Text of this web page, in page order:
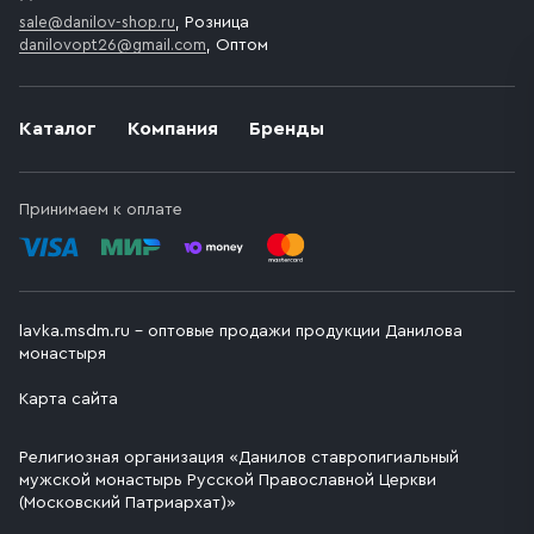
Каталог Компания Бренды
Принимаем к оплате
sale@danilov-shop.ru, Розница
danilovopt26@gmail.com, Оптом
lavka.msdm.ru – оптовые продажи продукции Данилова
монастыря
Карта сайта
Религиозная организация «Данилов ставропигиальный
мужской монастырь Русской Православной Церкви
(Московский Патриархат)»